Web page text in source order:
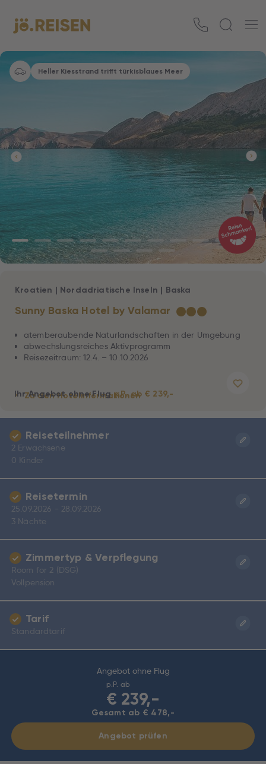
Heller Kiesstrand trifft türkisblaues Meer
Sunny Baska Hotel by Valamar ★★★
Kroatien | Nordadriatische Inseln | Baska
atemberaubende Naturlandschaften in der Umgebung
abwechslungsreiches Aktivprogramm
Reisezeitraum: 12.4. – 10.10.2026
Zu den Hotelinformationen
Ihr Angebot ohne Flugp.P. ab € 239,-
Angebot ohne Flug
p.P. ab
€ 239,-
Gesamt ab € 478,-
Angebot prüfen
Reiseteilnehmer
2 Erwachsene
0 Kinder
Reisetermin
25.09.2026 - 28.09.2026
3 Nächte
Zimmertyp & Verpflegung
Room for 2 (DSG)
Vollpension
Tarif
Standardtarif